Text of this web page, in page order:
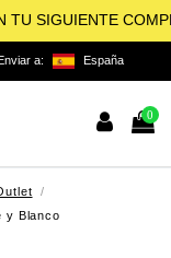
TU SIGUIENTE
a: España
0
y Blanco